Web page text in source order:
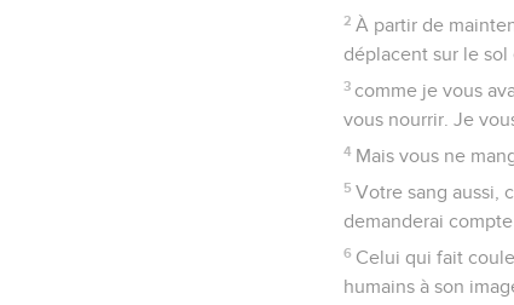
2 À partir de
déplacent sur le sol
3 comme je vous
vous nourrir. Je
4 Mais vous ne
5 Votre sang aussi,
demanderai
6 Celui qui fait
humains à son